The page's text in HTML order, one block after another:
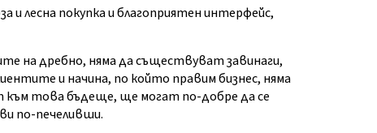
и лесна покупка и благоприятен интерфейс,
на дребно, няма да съществуват завинаги,
и начина, по който правим бизнес, няма
към това бъдеще, ще могат по-добре да се
по-печеливши.